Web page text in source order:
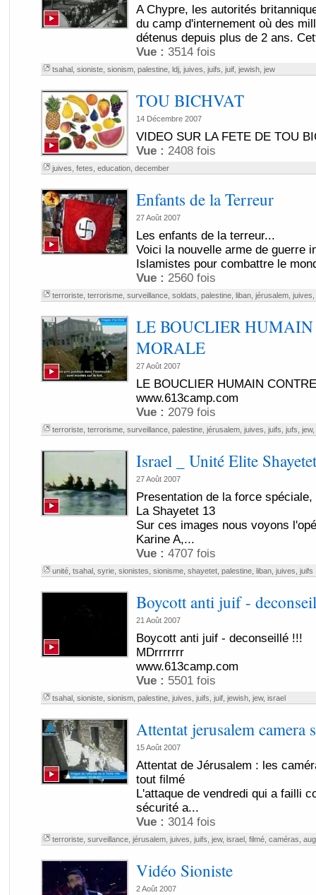
A Chypre, les autorités
du camp d'internement où des
détenus depuis plus de 2 ans.
Vue : 3514 fois
tsahal, sioniste, sionism, palestine, ldj, juives juifs juif, jewish, jew
TOU BICHVAT
14 Décembre 2007
VIDEO SUR LA FETE DE TOU
Vue : 2408 fois
juives fetes education, december
Enfants de la Terreur
27 Août 2007
Les enfants de la terreur...
Voici la nouvelle arme de guerre
Islamistes pour combattre le
Vue : 2560 fois
terroriste, terrorisme, surveillance, soldats palestine, liban, jérusalem, juives
LE BOUCLIER
MORALE
27 Août 2007
LE BOUCLIER HUMAIN
www.613camp.com
Vue : 2079 fois
terroriste, terrorisme, surveillance, palestine, jérusalem, juives juifs jufs jew,
Israel _ Unité Elite
27 Août 2007
Presentation de la force
La Shayetet 13
Sur ces images nous voyons
Karine A,...
Vue : 4707 fois
unité, tsahal, syrie, sionistes sionisme, shayetet, palestine, liban, juives juifs
Boycott anti juif -
21 Août 2007
Boycott anti juif - deconseillé !!!
MDrrrrrrr
www.613camp.com
Vue : 5501 fois
tsahal, sioniste, sionism, palestine, juives juifs juif, jewish, jew, israel
Attentat jerusalem camera
15 Août 2007
Attentat de Jérusalem : les
tout filmé
L'attaque de vendredi qui a failli
sécurité a...
Vue : 3014 fois
terroriste, surveillance, jérusalem, juives juifs jew, israel, filmé, caméras
Vidéo Sioniste
2 Août 2007